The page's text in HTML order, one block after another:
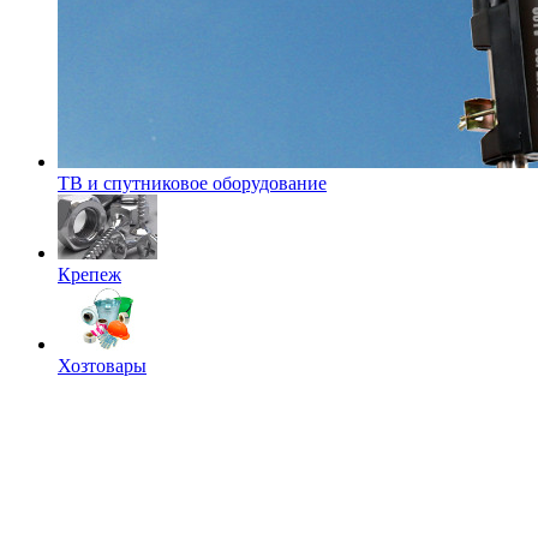
ТВ и спутниковое оборудование
Крепеж
Хозтовары